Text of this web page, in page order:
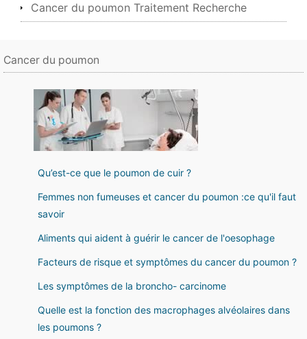
Cancer du poumon Traitement Recherche
Cancer du poumon
Qu’est-ce que le poumon de cuir ?
Femmes non fumeuses et cancer du poumon :ce qu'il faut
savoir
Aliments qui aident à guérir le cancer de l'oesophage
Facteurs de risque et symptômes du cancer du poumon ?
Les symptômes de la broncho- carcinome
Quelle est la fonction des macrophages alvéolaires dans
les poumons ?